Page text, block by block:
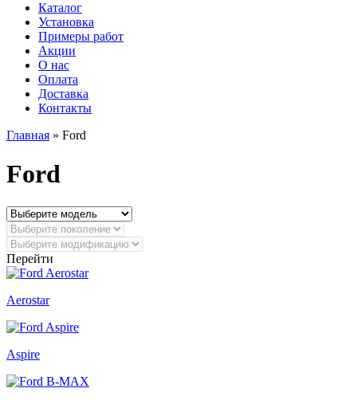
Каталог
Установка
Примеры работ
Акции
О нас
Оплата
Доставка
Контакты
Главная » Ford
Ford
Перейти
Aerostar
Aspire